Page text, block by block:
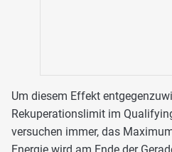
Um diesem Effekt
Rekuperationslimit im
versuchen immer, das